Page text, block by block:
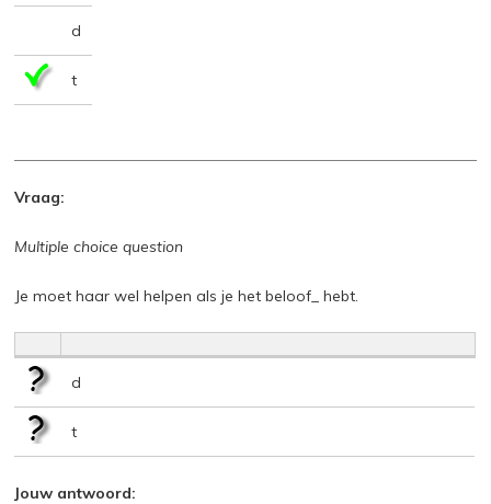
d
t
Vraag:
Multiple choice question
Je moet haar wel helpen als je het beloof_ hebt.
d
t
Jouw antwoord: